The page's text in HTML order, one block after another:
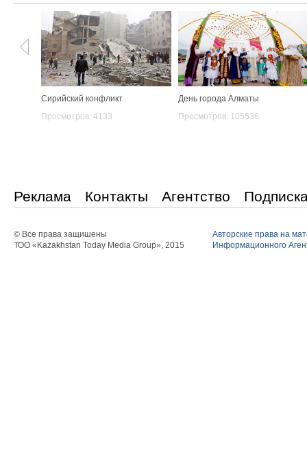
Сирийский конфликт
Просмотров: 4133
День города Алматы
Просмотров: 105536
Реклама Контакты Агентство
© Все права защишены
ТОО «Kazakhstan Today Media Group», 2015
Авторские права на
Информационного